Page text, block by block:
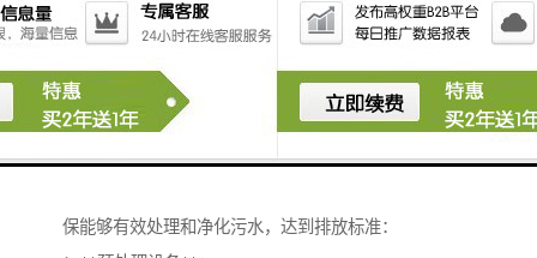
保能够有效处理和净化污水，达到排放标准：